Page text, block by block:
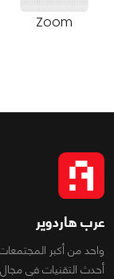
Zoom
عرب هاردوير
واحد من أكبر
أحدث التقنيات فى مجال